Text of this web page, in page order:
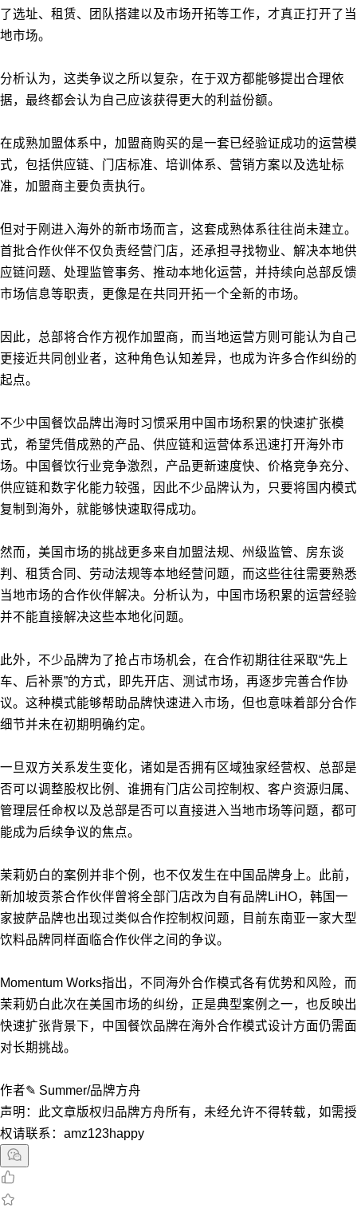
了选址、租赁、团队搭建以及市场开拓等工作，才真正打开了当
地市场。
分析认为，这类争议之所以复杂，在于双方都能够提出合理依
据，最终都会认为自己应该获得更大的利益份额。
在成熟加盟体系中，加盟商购买的是一套已经验证成功的运营模
式，包括供应链、门店标准、培训体系、营销方案以及选址标
准，加盟商主要负责执行。
但对于刚进入海外的新市场而言，这套成熟体系往往尚未建立。
首批合作伙伴不仅负责经营门店，还承担寻找物业、解决本地供
应链问题、处理监管事务、推动本地化运营，并持续向总部反馈
市场信息等职责，更像是在共同开拓一个全新的市场。
因此，总部将合作方视作加盟商，而当地运营方则可能认为自己
更接近共同创业者，这种角色认知差异，也成为许多合作纠纷的
起点。
不少中国餐饮品牌出海时习惯采用中国市场积累的快速扩张模
式，希望凭借成熟的产品、供应链和运营体系迅速打开海外市
场。中国餐饮行业竞争激烈，产品更新速度快、价格竞争充分、
供应链和数字化能力较强，因此不少品牌认为，只要将国内模式
复制到海外，就能够快速取得成功。
然而，美国市场的挑战更多来自加盟法规、州级监管、房东谈
判、租赁合同、劳动法规等本地经营问题，而这些往往需要熟悉
当地市场的合作伙伴解决。分析认为，中国市场积累的运营经验
并不能直接解决这些本地化问题。
此外，不少品牌为了抢占市场机会，在合作初期往往采取“先上
车、后补票”的方式，即先开店、测试市场，再逐步完善合作协
议。这种模式能够帮助品牌快速进入市场，但也意味着部分合作
细节并未在初期明确约定。
一旦双方关系发生变化，诸如是否拥有区域独家经营权、总部是
否可以调整股权比例、谁拥有门店公司控制权、客户资源归属、
管理层任命权以及总部是否可以直接进入当地市场等问题，都可
能成为后续争议的焦点。
茉莉奶白的案例并非个例，也不仅发生在中国品牌身上。此前，
新加坡贡茶合作伙伴曾将全部门店改为自有品牌LiHO，韩国一
家披萨品牌也出现过类似合作控制权问题，目前东南亚一家大型
饮料品牌同样面临合作伙伴之间的争议。
Momentum Works指出，不同海外合作模式各有优势和风险，而
茉莉奶白此次在美国市场的纠纷，正是典型案例之一，也反映出
快速扩张背景下，中国餐饮品牌在海外合作模式设计方面仍需面
对长期挑战。
作者✎ Summer/品牌方舟
声明：此文章版权归品牌方舟所有，未经允许不得转载，如需授
权请联系：amz123happy